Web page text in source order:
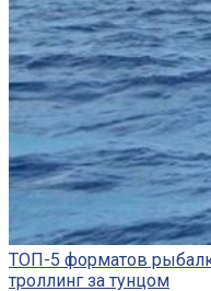
ТОП-5 форматов
троллинг за тунцом